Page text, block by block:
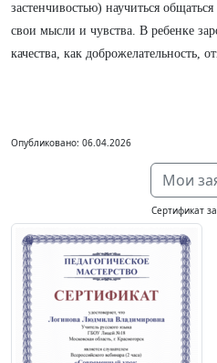
застенчивостью) научиться
свои мысли и чувства. В ребенке
качества, как доброжелательность,
Опубликовано: 06.04.2026
Мои
Сертификат